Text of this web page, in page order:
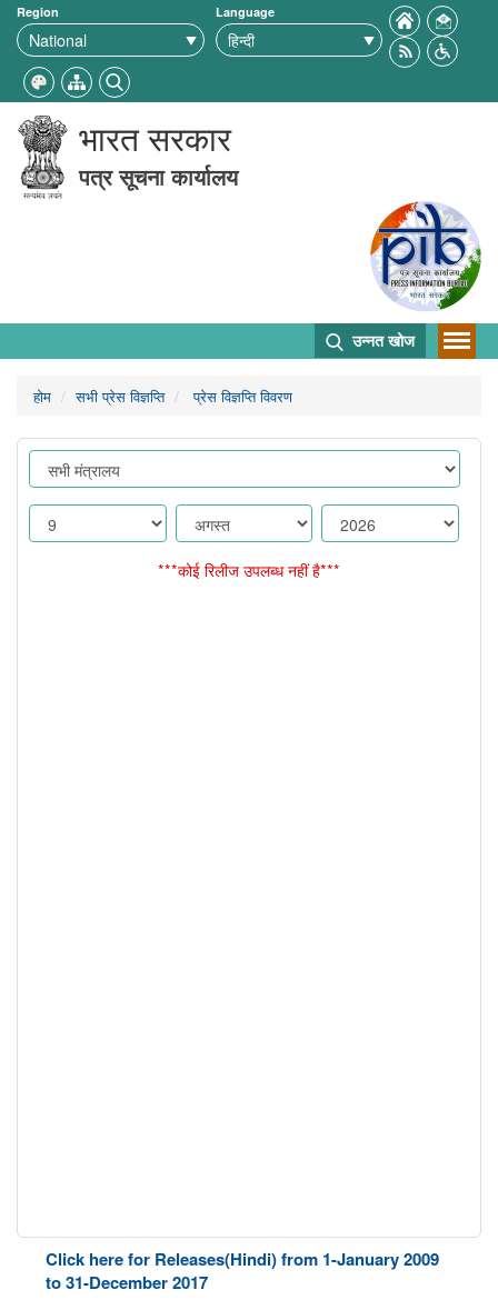
Region Language
भारत सरकार
पत्र सूचना कार्यालय
उन्नत खोज
होम सभी प्रेस विज्ञप्ति प्रेस विज्ञप्ति विवरण
***कोई रिलीज उपलब्ध नहीं है***
Click here for Releases(Hindi) from 1-January 2009
to 31-December 2017